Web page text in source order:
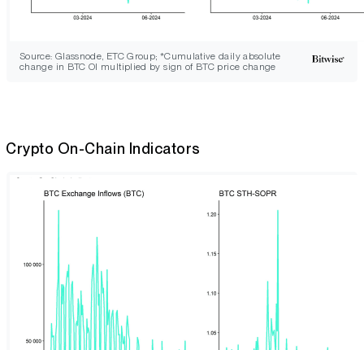
Source: Glassnode, ETC Group; *Cumulative daily absolute
change in BTC OI multiplied by sign of BTC price change
Crypto On-Chain Indicators